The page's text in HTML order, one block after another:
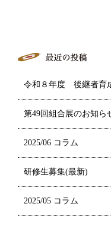
令和８年度 後継者育
第49回組合展のお知ら
2025/06 コラム
研修生募集(最新)
2025/05 コラム